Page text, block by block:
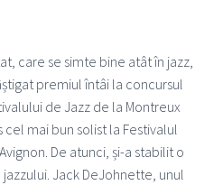
care se simte bine atât în jazz,
premiul întâi la concursul
de Jazz de la Montreux
cel mai bun solist la Festivalul
De atunci, și-a stabilit o
Jack DeJohnette, unul